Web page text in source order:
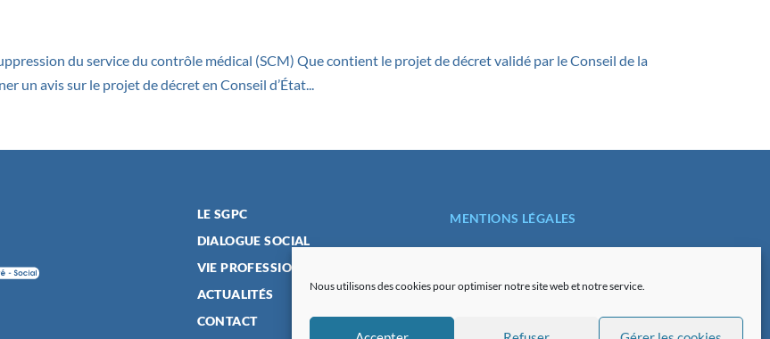
Nous utilisons des cookies pour optimiser notre site web et notre service.
du service du contrôle médical (SCM) Que contient le projet de décret validé par le Conseil de la
un avis sur le projet de décret en Conseil d’État...
LE SGPC
DIALOGUE SOCIAL
VIE PROFESSIONNELLE
ACTUALITÉS
CONTACT
MENTIONS LÉGALES